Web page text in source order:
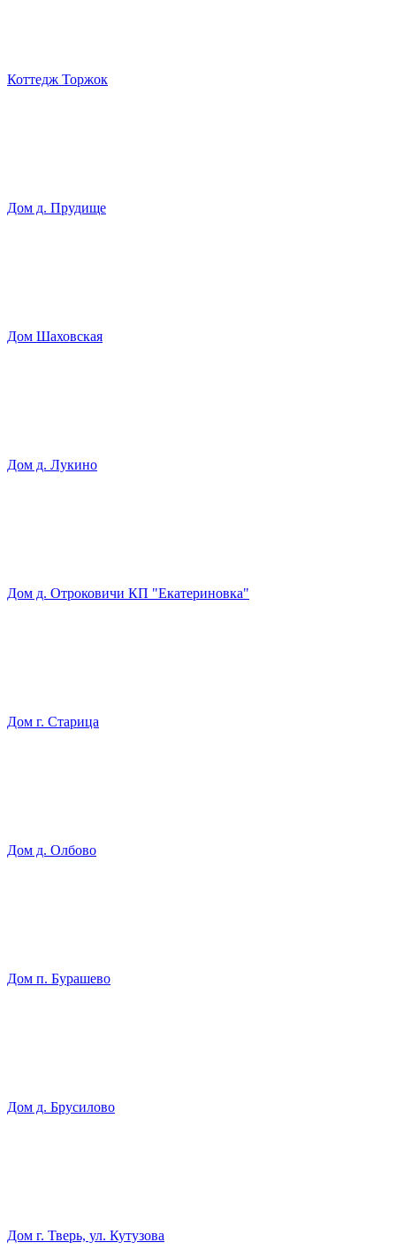
Коттедж Торжок
Дом д. Прудище
Дом Шаховская
Дом д. Лукино
Дом д. Отроковичи КП "Екатериновка"
Дом г. Старица
Дом д. Олбово
Дом п. Бурашево
Дом д. Брусилово
Дом г. Тверь, ул. Кутузова